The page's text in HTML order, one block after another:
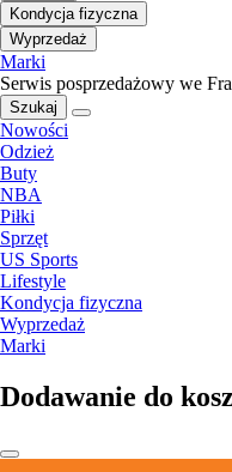
Kondycja fizyczna
Wyprzedaż
Marki
Serwis posprzedażowy we
Szukaj
Nowości
Odzież
Buty
NBA
Piłki
Sprzęt
US Sports
Lifestyle
Kondycja fizyczna
Wyprzedaż
Marki
Dodawanie do